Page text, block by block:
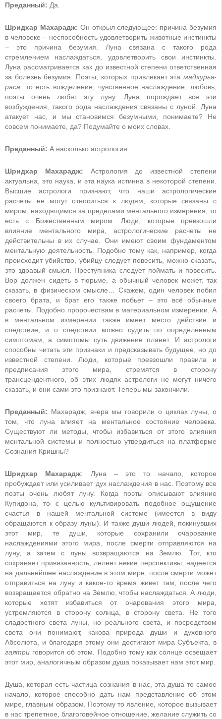
Преданный: Да.
Шридхар Махарадж: Он открыл следующее: причина безумия
в человеке – неспособность удовлетворить животные инстинкты
– это причина безумия. Луна связана с такого рода
стремлением наслаждаться, удовлетворить свои инстинкты.
Луна рассматривается как до известной степени ответственная
за болезнь безумия. Поэты, которых привлекает эта мадхурья-
раса, то есть вожделение, чувственное наслаждение, любовь,
поэты очень любят эту луну. Луна порождает все эти
возбуждения, такого рода наслаждения связаны с луной. Луна
атакует нас, и мы становимся безумными, понимаете? Не
совсем понимаете, да? Подумайте о моих словах.
Преданный: А насколько астрология…
Шридхар Махарадж: Астрология до известной степени
актуальна, это наука, и эта наука истинна в некоторой степени.
Высшие астрологи признают, что наши астрологические
расчеты не могут относиться к людям, которые связаны с
миром, находящимся за пределами ментального измерения, то
есть с Божественным миром. Люди, которые превзошли
влияние ментального мира, астрологические расчеты не
действительны в их случае. Они имеют своим фундаментом
ментальную деятельность. Подобно тому как, например, когда
происходит убийство, убийцу следует повесить, можно сказать,
это здравый смысл. Преступника следует поймать и повесить.
Вор должен сидеть в тюрьме, а обычный человек может, так
сказать, в физическом смысле… Скажем, один человек побил
своего брата, и брат его также побьет – это всё обычные
расчеты. Подобно пророчествам в материальном измерении. А
в ментальном измерении также имеет место действие и
следствие, и о следствии можно судить по определенным
симптомам, а симптомы суть движение планет. И астрологи
способны читать эти признаки и предсказывать будущее, но до
известной степени. Люди, которые превзошли правила и
предписания этого мира, стремятся в сторону
трансцендентного, об этих людях астрологи не могут ничего
сказать, и они сами это признают. Теперь мы закончили.
Преданный: Махарадж, вчера мы говорили о циклах луны, о
том, что луна влияет на ментальное состояние человека.
Существуют ли методы, чтобы избавиться от этого влияния
ментальной системы и полностью утвердиться на платформе
Сознания Кришны?
Шридхар Махарадж: Луна – это то начало, которое
пробуждает или усиливает дух наслаждения в нас. Поэтому все
поэты очень любят луну. Когда поэты описывают влияние
Купидона, то с целью культивировать подобное ощущение
счастья в нашей ментальной системе (имеется в виду
обращаются к образу луны). И также души людей, покинувших
этот мир, те души, которые сохранили очарование
наслаждениями этого мира, после смерти отправляются на
луну, а затем с луны возвращаются на Землю. Тот, кто
сохраняет привязанность, лелеет некие перспективы, надеется
на дальнейшее наслаждение в этом мире, после смерти может
отправиться на луну и какое-то время живет там, после чего
возвращается обратно на Землю, чтобы наслаждаться. А люди,
которые хотят избавиться от очарования этого мира,
устремляются в сторону солнца, в сторону света. Не того
сладостного света луны, но реального света, и посредством
света они понимают, какова природа души и духовного
Абсолюта, и благодаря этому они достигают мира Субъекта, в
гаятри говорится об этом. Подобно тому как солнце освещает
этот мир, аналогичным образом душа показывает нам этот мир.
Душа, которая есть частица сознания в нас, эта душа то самое
начало, которое способно дать нам представление об этом
мире, главным образом. Поэтому то явление, которое вызывает
в нас трепетное, благоговейное отношение, желание служить со